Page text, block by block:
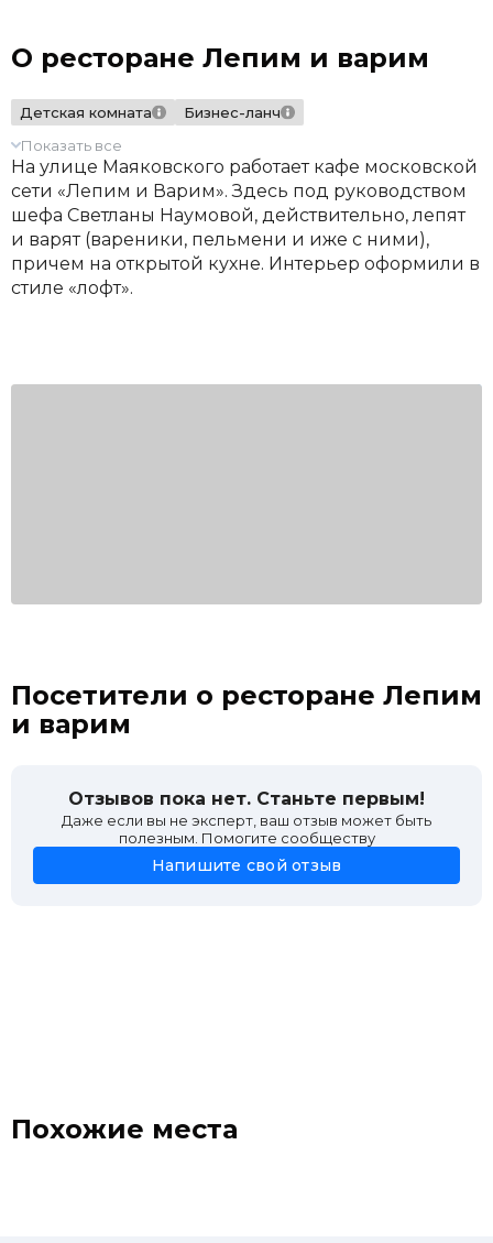
О ресторане Лепим и варим
Детская комната
Бизнес-ланч
Показать все
На улице Маяковского работает кафе московской
сети «Лепим и Варим». Здесь под руководством
шефа Светланы Наумовой, действительно, лепят
и варят (вареники, пельмени и иже с ними),
причем на открытой кухне. Интерьер оформили в
стиле «лофт».
Посетители о ресторане Лепим
и варим
Отзывов пока нет. Станьте первым!
Даже если вы не эксперт, ваш отзыв может быть
полезным. Помогите сообществу
Напишите свой отзыв
Похожие места